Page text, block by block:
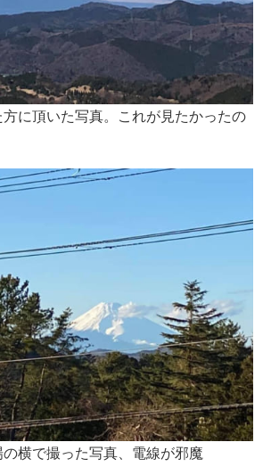
に頂いた写真。これが見たかったの
横で撮った写真、電線が邪魔